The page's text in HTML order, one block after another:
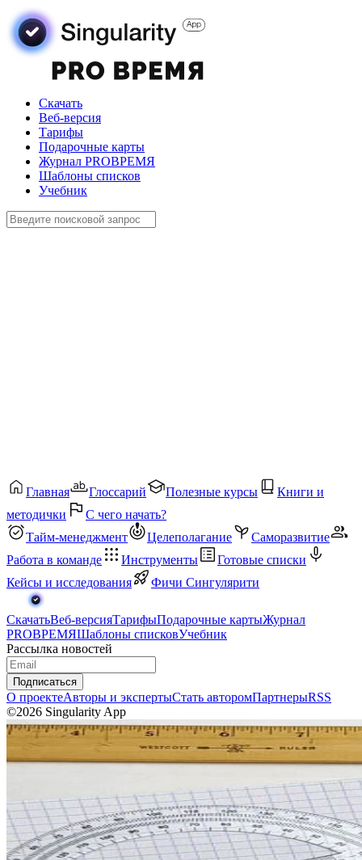
Скачать
Веб-версия
Тарифы
Подарочные карты
Журнал PROВРЕМЯ
Шаблоны списков
Учебник
Главная Глоссарий Полезные курсы
Книги и
методички
С чего начать?
Тайм-менеджмент
Целеполагание
Саморазвитие
Работа в команде
Инструменты
Готовые списки
Кейсы и исследования
Фичи Сингулярити
СкачатьВеб-версияТарифыПодарочные картыЖурнал
PROВРЕМЯШаблоны списковУчебник
Рассылка новостей
Подписаться
О проектеАвторы и экспертыСтать авторомПартнерыRSS
©2026 Singularity App